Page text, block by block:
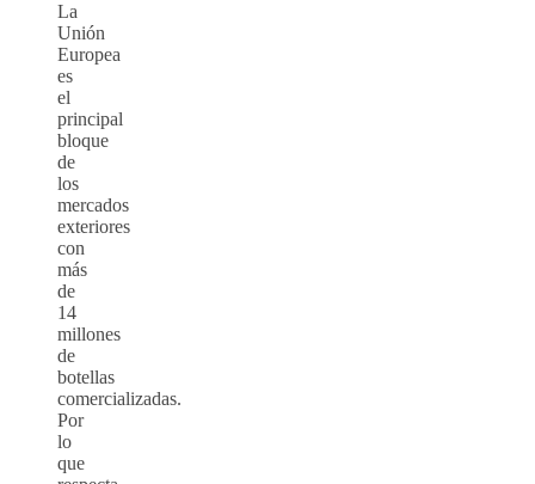
La
Unión
Europea
es
el
principal
bloque
de
los
mercados
exteriores
con
más
de
14
millones
de
botellas
comercializadas.
Por
lo
que